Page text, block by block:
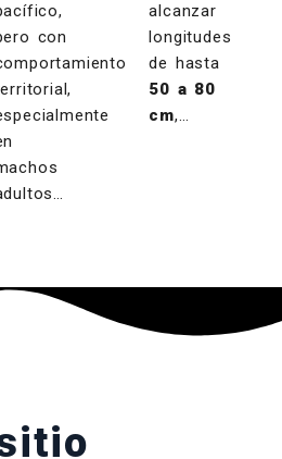
con
alcanzar
longitudes
de hasta
50 a 80
cm,…